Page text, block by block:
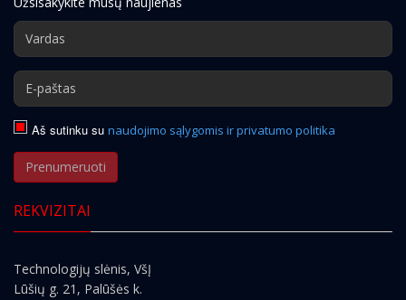
Aš sutinku su naudojimo sąlygomis ir privatumo politika
Prenumeruoti
REKVIZITAI
Technologijų slėnis, VšĮ
Lūšių g. 21, Palūšės k.